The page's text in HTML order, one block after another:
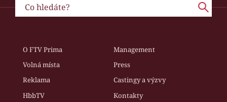
O FTV Prima
Management
Volná místa
Press
Reklama
Castingy a výzvy
HbbTV
Kontakty